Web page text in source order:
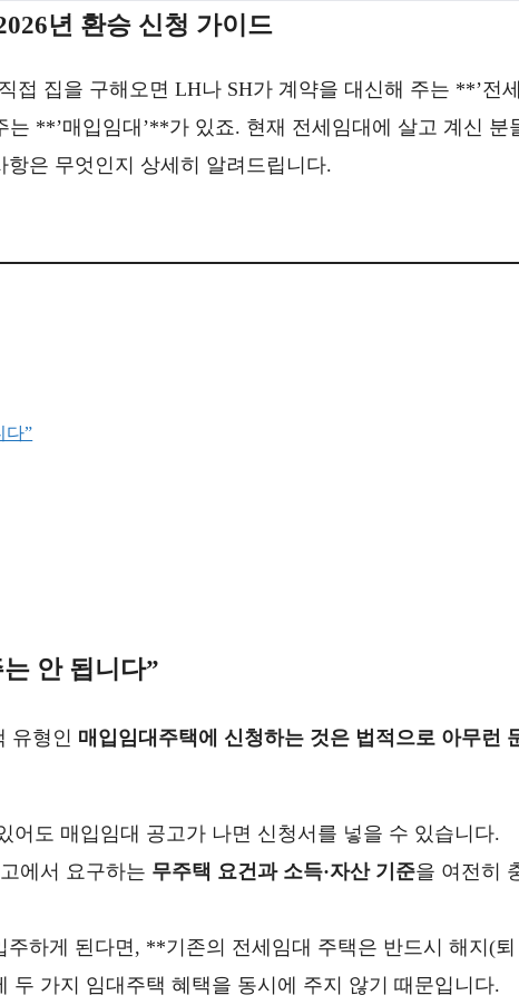
년 환승 신청 가이드
접 집을 구해오면 LH나 SH가 계약을 대신해 주는 **’전
**’매입임대’**가 있죠. 현재 전세임대에 살고 계신 분
은 무엇인지 상세히 알려드립니다.
다”
안 됩니다”
유형인 매입임대주택에 신청하는 것은 법적으로 아무런
어도 매입임대 공고가 나면 신청서를 넣을 수 있습니다.
에서 요구하는 무주택 요건과 소득·자산 기준을 여전히
하게 된다면, **기존의 전세임대 주택은 반드시 해지(퇴
가지 임대주택 혜택을 동시에 주지 않기 때문입니다.